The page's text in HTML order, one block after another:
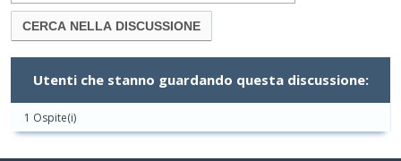
Utenti che stanno guardando questa discussione:
1 Ospite(i)